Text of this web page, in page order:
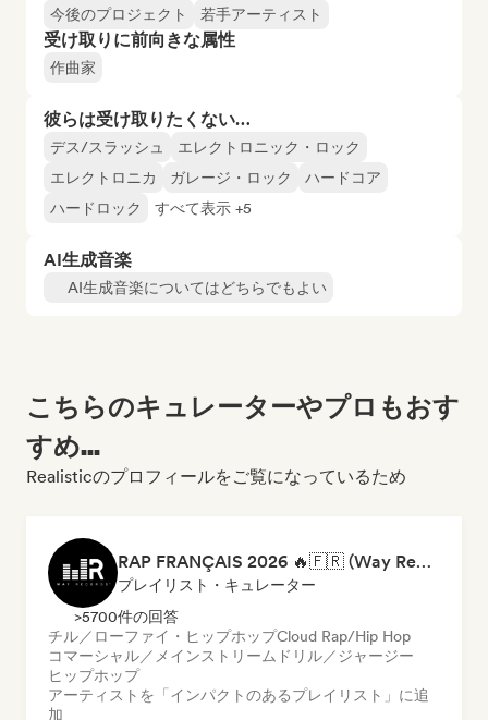
今後のプロジェクト
若手アーティスト
受け取りに前向きな属性
作曲家
彼らは受け取りたくない…
デス/スラッシュ
エレクトロニック・ロック
エレクトロニカ
ガレージ・ロック
ハードコア
ハードロック
すべて表示 +5
AI生成音楽
AI生成音楽についてはどちらでもよい
こちらのキュレーターやプロもおす
すめ...
Realisticのプロフィールをご覧になっているため
RAP FRANÇAIS 2026 🔥🇫🇷 (Way Records)
プレイリスト・キュレーター
>5700件の回答
チル／ローファイ・ヒップホップCloud Rap/Hip Hop
コマーシャル／メインストリーム ドリル／ジャージー
ヒップホップ
アーティストを「インパクトのあるプレイリスト」に追
加